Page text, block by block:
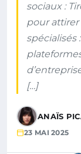
sociaux :
pour attirer
spécialisés
[…]
ANAÏS
23 MAI 2025